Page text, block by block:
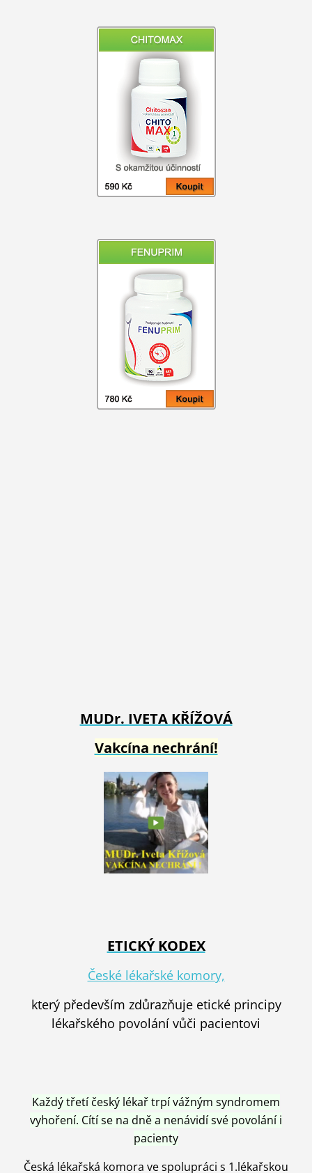
MUDr. IVETA KŘÍŽOVÁ
Vakcína nechrání!
ETICKÝ KODEX
České lékařské komory,
který především zdůrazňuje etické principy
lékařského povolání vůči pacientovi
Každý třetí český lékař trpí vážným syndromem
vyhoření. Cítí se na dně a nenávidí své povolání i
pacienty
Česká lékařská komora ve spolupráci s 1.lékařskou